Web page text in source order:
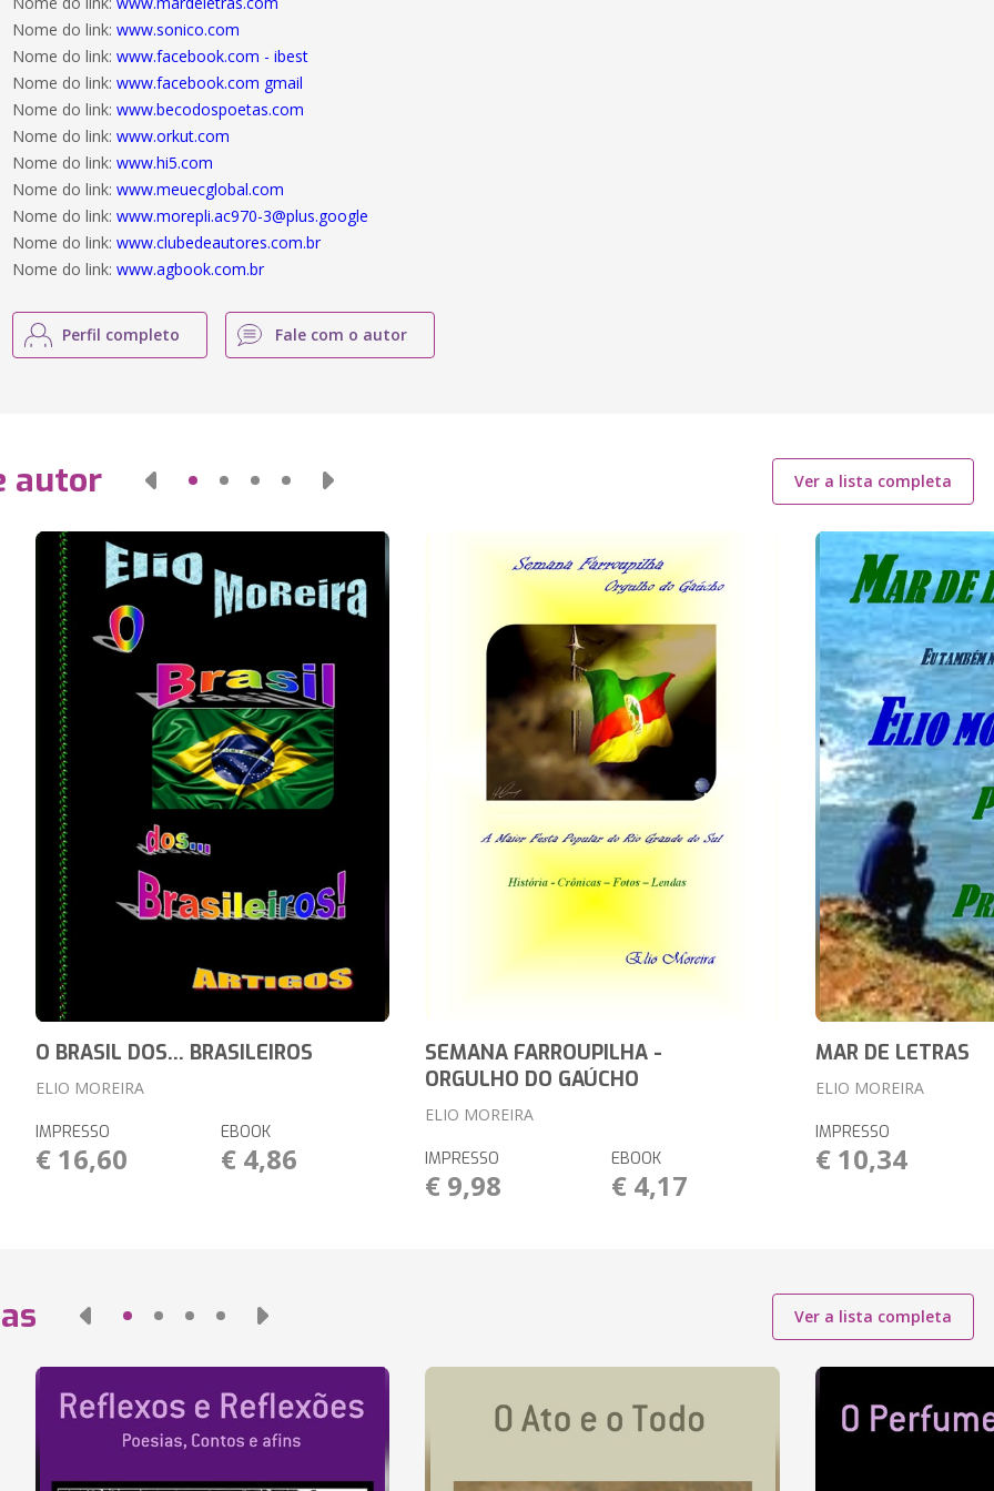
Nome do link:www.sonico.com
Nome do link:www.facebook.com - ibest
Nome do link:www.facebook.com gmail
Nome do link:www.becodospoetas.com
Nome do link:www.orkut.com
Nome do link:www.hi5.com
Nome do link:www.meuecglobal.com
Nome do link:www.morepli.ac970-3@plus.google
Nome do link:www.clubedeautores.com.br
Nome do link:www.agbook.com.br
Perfil completo Fale com o autor
autor Ver a lista completa
O BRASIL DOS... BRASILEIROS
ELIO MOREIRA
IMPRESSO
€ 16,60
EBOOK
€ 4,86
SEMANA FARROUPILHA -
ORGULHO DO GAÚCHO
ELIO MOREIRA
IMPRESSO
€ 9,98
EBOOK
€ 4,17
MAR DE LETRAS
ELIO MOREIRA
IMPRESSO
€ 10,34
Ver a lista completa